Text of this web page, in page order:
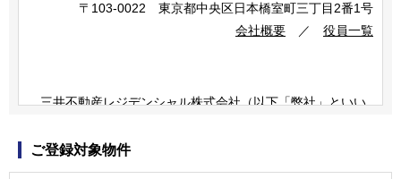
〒103-0022 東京都中央区日本橋室町三丁目2番1号
会社概要 ／ 役員一覧
三井不動産レジデンシャル株式会社（以下「弊社」といい
三井不動産グループは、すまいとくらしに関する事業のほ
か、商業施設事業、ホテル・リゾート事業、オフィスビル事
ご登録対象物件